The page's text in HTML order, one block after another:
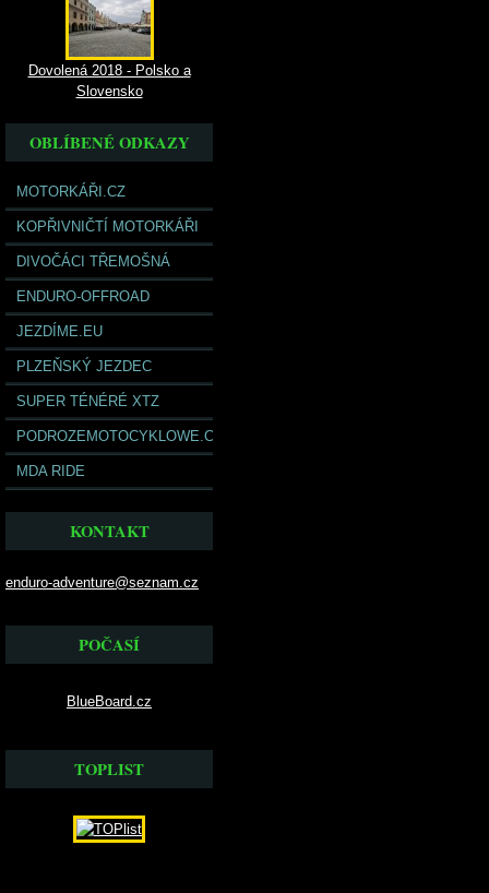
Dovolená 2018 - Polsko a
Slovensko
OBLÍBENÉ ODKAZY
MOTORKÁŘI.CZ
KOPŘIVNIČTÍ MOTORKÁŘI
DIVOČÁCI TŘEMOŠNÁ
ENDURO-OFFROAD
JEZDÍME.EU
PLZEŇSKÝ JEZDEC
SUPER TÉNÉRÉ XTZ
PODROZEMOTOCYKLOWE.COM
MDA RIDE
KONTAKT
enduro-adventure@seznam.cz
POČASÍ
BlueBoard.cz
TOPLIST